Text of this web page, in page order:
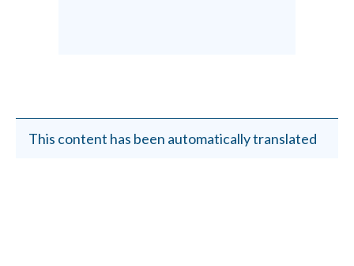
This content has been automatically translated